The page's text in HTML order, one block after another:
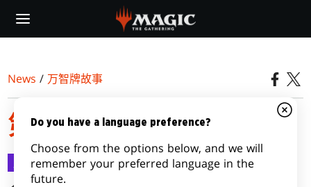
main
News / 万智牌故事
第二集：时漏之沙
万智牌故事 2022-08-11
Do you have a language preference?
Choose from the options below, and we will
remember your preferred language in the
future.